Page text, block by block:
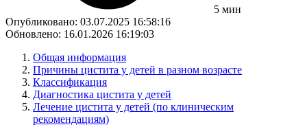
5 мин
Опубликовано: 03.07.2025 16:58:16
Обновлено: 16.01.2026 16:19:03
Общая информация
Причины цистита у детей в разном возрасте
Классификация
Диагностика цистита у детей
Лечение цистита у детей (по клиническим
рекомендациям)